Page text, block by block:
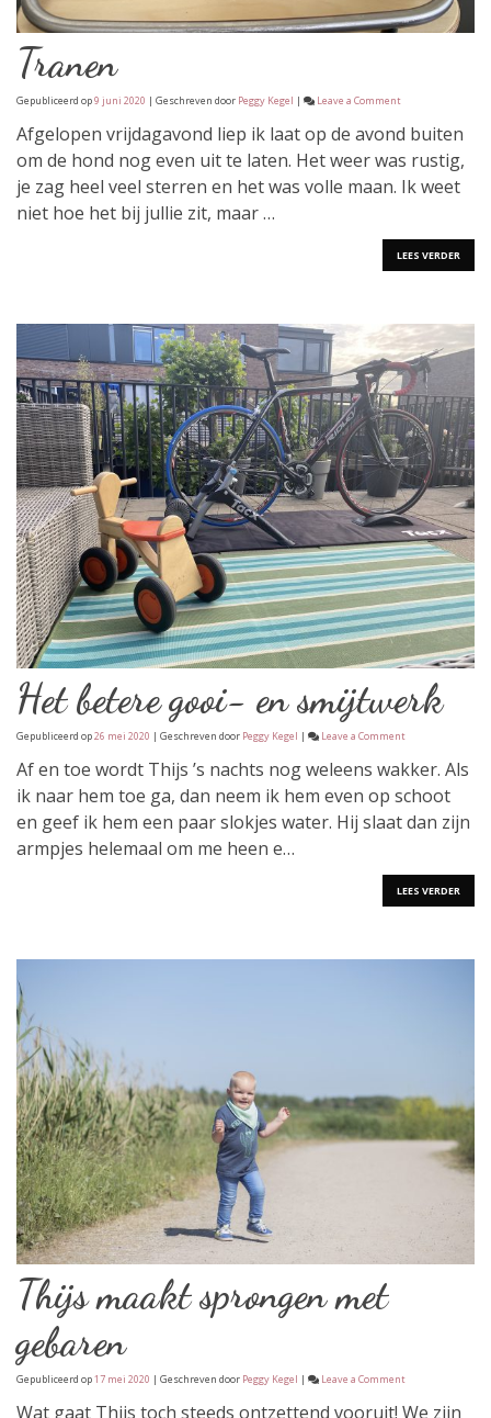
Tranen
Gepubliceerd op9 juni 2020 | Geschreven door Peggy Kegel | Leave a Commenton
Afgelopen vrijdagavond liep ik laat op de avond buiten
om de hond nog even uit te laten. Het weer was rustig,
je zag heel veel sterren en het was volle maan. Ik weet
niet hoe het bij jullie zit, maar …
LEES VERDER
Het betere gooi- en smijtwerk
Gepubliceerd op26 mei 2020 | Geschreven door Peggy Kegel | Leave a Commenton
betere
gooi-
en
smijtwerk
Af en toe wordt Thijs ’s nachts nog weleens wakker. Als
ik naar hem toe ga, dan neem ik hem even op schoot
en geef ik hem een paar slokjes water. Hij slaat dan zijn
armpjes helemaal om me heen e…
LEES VERDER
Thijs maakt sprongen met
gebaren
Gepubliceerd op17 mei 2020 | Geschreven door Peggy Kegel | Leave a Commenton
maakt
Wat gaat Thijs toch steeds ontzettend vooruit! We zijn